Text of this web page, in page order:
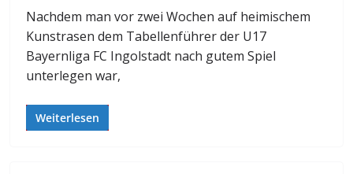
Nachdem man vor zwei Wochen auf heimischem
Kunstrasen dem Tabellenführer der U17
Bayernliga FC Ingolstadt nach gutem Spiel
unterlegen war,
Weiterlesen